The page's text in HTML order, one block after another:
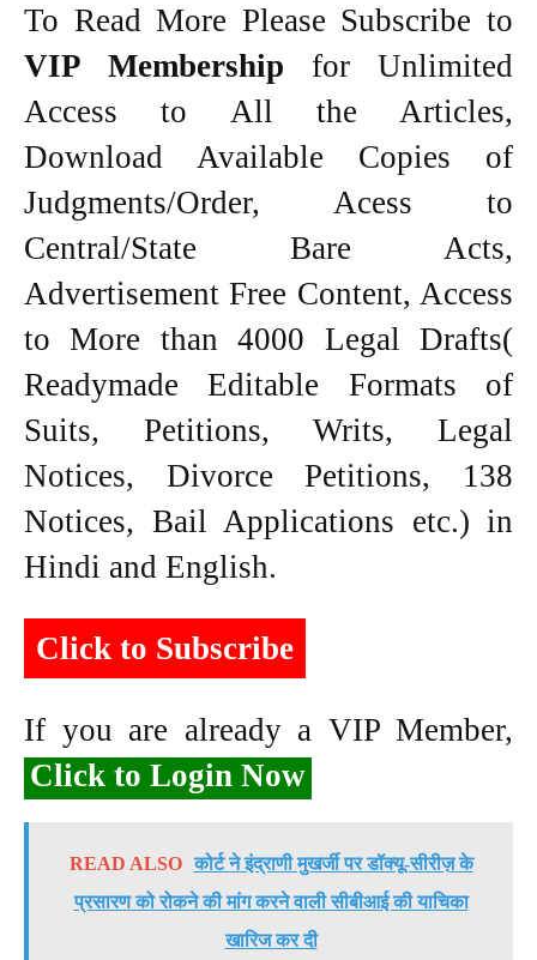
To Read More Please Subscribe to
VIP Membership for Unlimited
Access to All the Articles,
Download Available Copies of
Judgments/Order, Acess to
Central/State Bare Acts,
Advertisement Free Content, Access
to More than 4000 Legal Drafts(
Readymade Editable Formats of
Suits, Petitions, Writs, Legal
Notices, Divorce Petitions, 138
Notices, Bail Applications etc.) in
Hindi and English.
Click to Subscribe
If you are already a VIP Member,
Click to Login Now
READ ALSO कोर्ट ने इंद्राणी मुखर्जी पर डॉक्यू-सीरीज़ के
प्रसारण को रोकने की मांग करने वाली सीबीआई की याचिका
खारिज कर दी